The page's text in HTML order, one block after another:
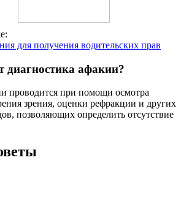
для получения водительских прав
диагностика афакии?
проводится при помощи осмотра
зрения, оценки рефракции и других
позволяющих определить отсутствие